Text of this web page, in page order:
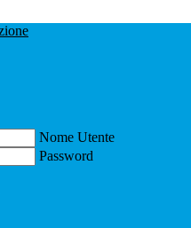
Nome Utente
Password